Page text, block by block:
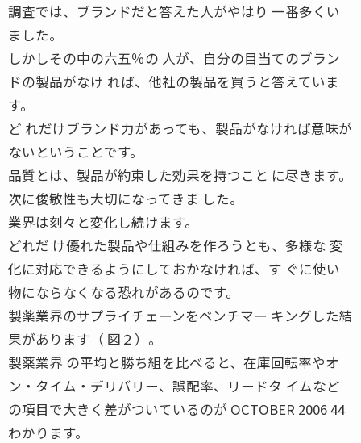
調査では、ブランドだと答えた人がやはり 一番多くい
ました。
しかしその中の六五％の 人が、自分の目当てのブラン
ドの製品がなけ れば、他社の製品を買うと答えていま
す。
ど れだけブランド力があっても、製品がなければ意味が
ないということです。
品質とは、製品が約束した効果を持つこと に尽きます。
次に俊敏性も大切になってきま した。
業界は刻々と変化し続けます。
どれだ け優れた製品や仕組みを作ろうとも、多様な 変
化に対応できるようにしておかなければ、す ぐに使い
物にならなくなる恐れがあるのです。
製薬業界のサプライチェーンをベンチマー キングした結
果があります（ 図２）。
製薬業界 の平均と勝ち組を比べると、在庫回転率やオ
ン・タイム・デリバリー、誤配率、リードタ イムなど
の項目で大きく差がついているのが OCTOBER 2006 44
わかります。